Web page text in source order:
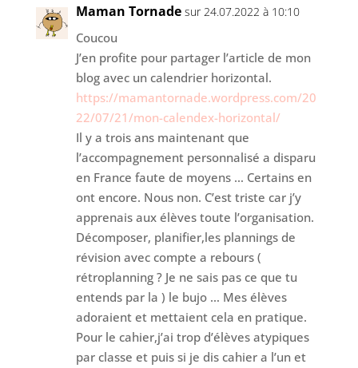
Maman Tornade sur 24.07.2022 à 10:10
Coucou
J’en profite pour partager l’article de mon
blog avec un calendrier horizontal.
https://mamantornade.wordpress.com/20
22/07/21/mon-calendex-horizontal/
Il y a trois ans maintenant que
l’accompagnement personnalisé a disparu
en France faute de moyens … Certains en
ont encore. Nous non. C’est triste car j’y
apprenais aux élèves toute l’organisation.
Décomposer, planifier,les plannings de
révision avec compte a rebours (
rétroplanning ? Je ne sais pas ce que tu
entends par la ) le bujo … Mes élèves
adoraient et mettaient cela en pratique.
Pour le cahier,j’ai trop d’élèves atypiques
par classe et puis si je dis cahier a l’un et